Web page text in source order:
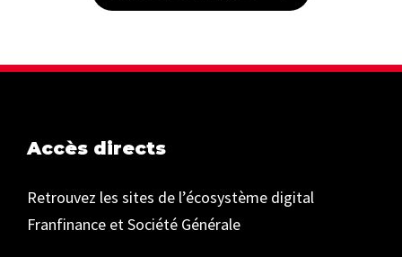
Accès directs
Retrouvez les sites de l’écosystème digital
Franfinance et Société Générale